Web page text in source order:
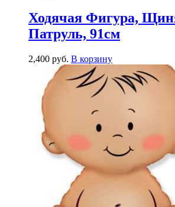
Ходячая Фигура,
Патруль, 91см
2,400 руб. В корзину